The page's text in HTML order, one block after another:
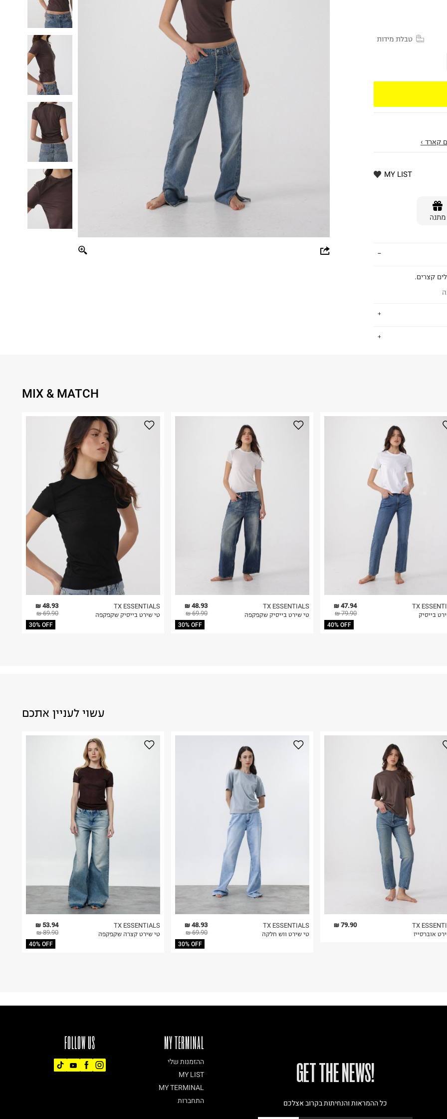
טבלת מידות
קארד ›
MY LIST
מתנה
קצרים.
על גבי החבילה
באתר בלבד
בלבד. לא ניתן
MIX & MATCH
48.93 ₪
69.90 ₪
30% OFF
TX ESSENTIALS
טי שירט בייסיק שקפקפה
48.93 ₪
69.90 ₪
30% OFF
TX ESSENTIALS
טי שירט בייסיק שקפקפה
47.94 ₪
79.90 ₪
40% OFF
TX
בייסיק
עשוי לעניין אתכם
53.94 ₪
89.90 ₪
40% OFF
TX ESSENTIALS
טי שירט קצרה שקפקפה
48.93 ₪
69.90 ₪
30% OFF
TX ESSENTIALS
טי שירט ווש חלקה
79.90 ₪
TX
אוברסייז
FOLLOW US MY TERMINAL
ההזמנות שלי
MY LIST
MY TERMINAL
התחברות
!GET THE NEWS
כל ההמראות והנחיתות בקרוב אצלכם